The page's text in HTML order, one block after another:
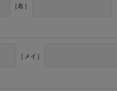
［名］
［メイ］